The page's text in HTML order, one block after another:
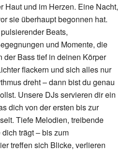
Haut und im Herzen. Eine Nacht,
sie überhaupt begonnen hat.
Beats,
und Momente, die
der Bass tief in deinen Körper
flackern und sich alles nur
dreht – dann bist du genau
Unsere DJs servieren dir ein
dich von der ersten bis zur
Tiefe Melodien, treibende
trägt – bis zum
treffen sich Blicke, verlieren